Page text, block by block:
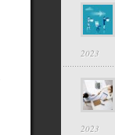
2023
2023